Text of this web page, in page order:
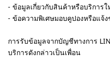
- ข้อมูลเกี่ยวกับสินค้าหรือบริการใ
- ข้อความพิเศษมอบคูปองหรือแจ้
การรับข้อมูลจากบัญชีทางการ
บริการดังกล่าวเป็นเพื่อน